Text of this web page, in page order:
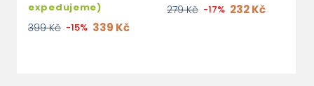
expedujeme)
399 Kč -15% 339 Kč
279 Kč -17% 232 Kč